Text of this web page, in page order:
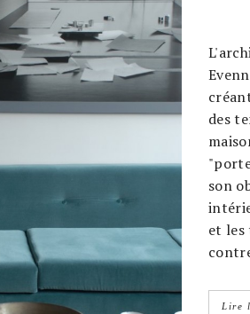
des
son
et les
Lire